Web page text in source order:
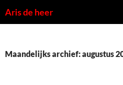
naar
Aris de heer
Maandelijks archief: augustus